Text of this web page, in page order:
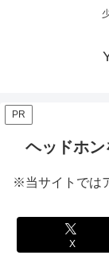
PR
ヘッドホ
※当サイトでは
X